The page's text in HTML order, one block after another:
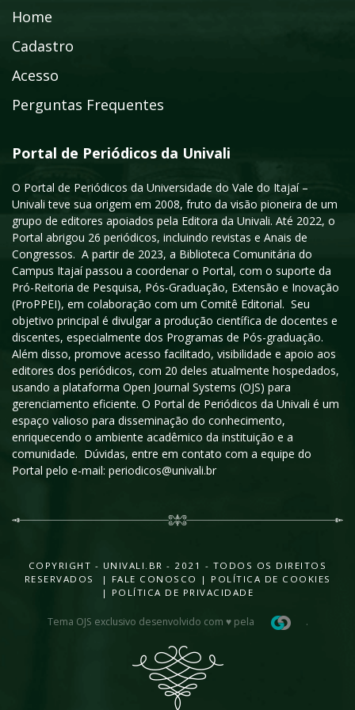
Home
Cadastro
Acesso
Perguntas Frequentes
Portal de Periódicos da Univali
O Portal de Periódicos da Universidade do Vale do Itajaí –
Univali teve sua origem em 2008, fruto da visão pioneira de um
grupo de editores apoiados pela Editora da Univali. Até 2022, o
Portal abrigou 26 periódicos, incluindo revistas e Anais de
Congressos. A partir de 2023, a Biblioteca Comunitária do
Campus Itajaí passou a coordenar o Portal, com o suporte da
Pró-Reitoria de Pesquisa, Pós-Graduação, Extensão e Inovação
(ProPPEI), em colaboração com um Comitê Editorial. Seu
objetivo principal é divulgar a produção científica de docentes e
discentes, especialmente dos Programas de Pós-graduação.
Além disso, promove acesso facilitado, visibilidade e apoio aos
editores dos periódicos, com 20 deles atualmente hospedados,
usando a plataforma Open Journal Systems (OJS) para
gerenciamento eficiente. O Portal de Periódicos da Univali é um
espaço valioso para disseminação do conhecimento,
enriquecendo o ambiente acadêmico da instituição e a
comunidade. Dúvidas, entre em contato com a equipe do
Portal pelo e-mail: periodicos@univali.br
COPYRIGHT - UNIVALI.BR - 2021 - TODOS OS DIREITOS
RESERVADOS |
FALE CONOSCO | POLÍTICA DE COOKIES
| POLÍTICA DE PRIVACIDADE
Tema OJS exclusivo desenvolvido com ♥ pela .